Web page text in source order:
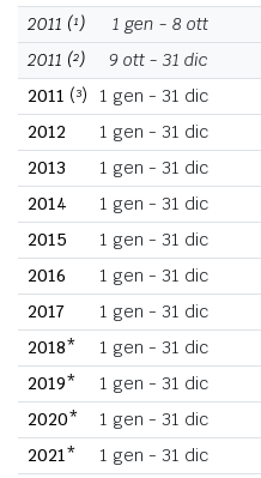
2011 (¹) 1 gen - 8 ott
2011 (²) 9 ott - 31 dic
2011 (³) 1 gen - 31 dic
2012
1 gen - 31 dic
2013
1 gen - 31 dic
2014
1 gen - 31 dic
2015
1 gen - 31 dic
2016
1 gen - 31 dic
2017
1 gen - 31 dic
2018*
1 gen - 31 dic
2019*
1 gen - 31 dic
2020*
1 gen - 31 dic
2021*
1 gen - 31 dic